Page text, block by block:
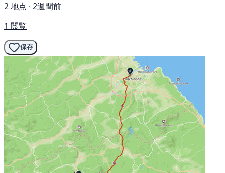
2 地点 · 2週間前
1 閲覧
保存